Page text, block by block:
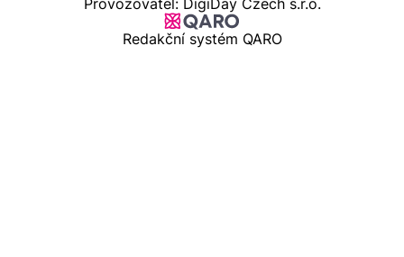
Provozovatel: DigiDay Czech s.r.o.
Redakční systém QARO